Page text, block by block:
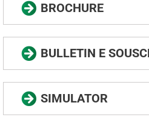
BROCHURE
BULLETIN E
SIMULATOR